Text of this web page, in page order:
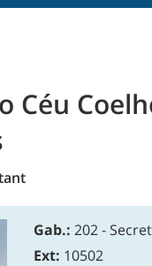
Céu
Gab.: 202 -
Ext: 10502